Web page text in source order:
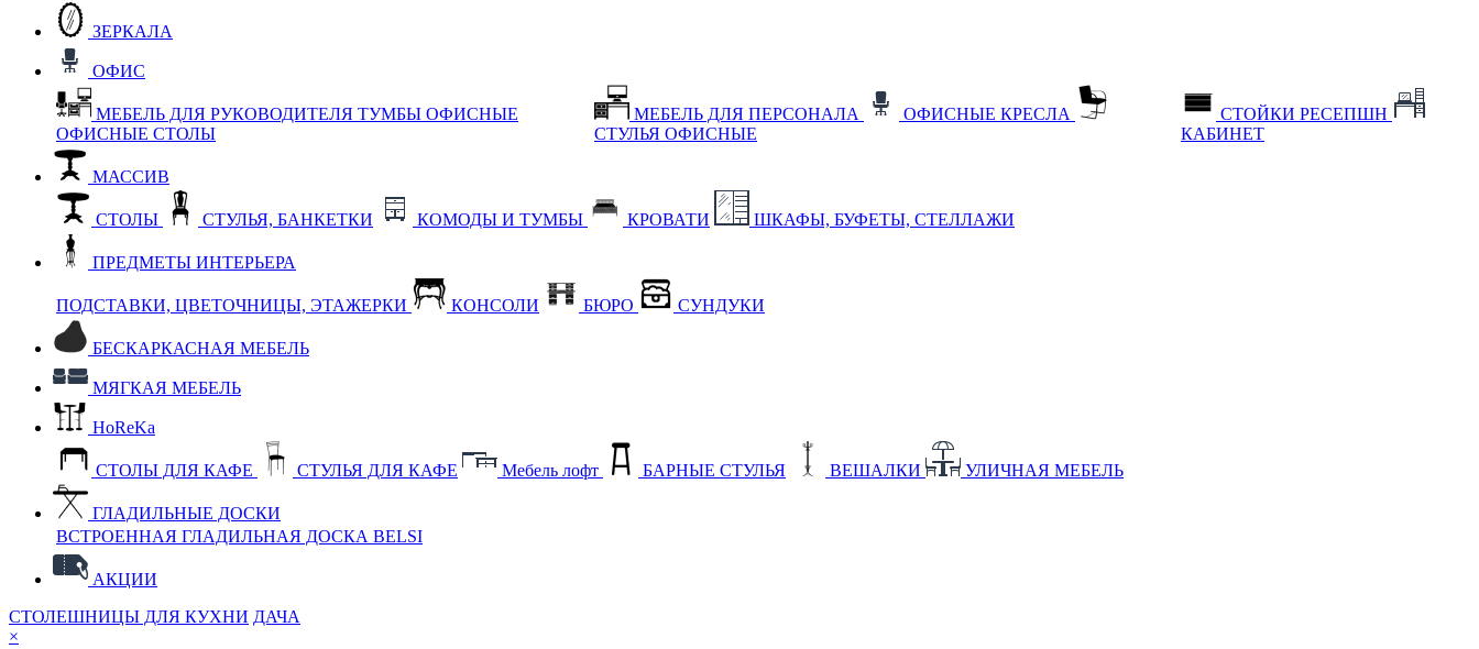
ЗЕРКАЛА
ОФИС
МЕБЕЛЬ ДЛЯ РУКОВОДИТЕЛЯ ТУМБЫ ОФИСНЫЕ
ОФИСНЫЕ СТОЛЫ
МЕБЕЛЬ ДЛЯ ПЕРСОНАЛА
ОФИСНЫЕ КРЕСЛА
СТУЛЬЯ ОФИСНЫЕ
СТОЙКИ РЕСЕПШН
КАБИНЕТ
МАССИВ
СТОЛЫ СТУЛЬЯ, БАНКЕТКИ КОМОДЫ И ТУМБЫ КРОВАТИ ШКАФЫ, БУФЕТЫ, СТЕЛЛАЖИ
ПРЕДМЕТЫ ИНТЕРЬЕРА
ПОДСТАВКИ, ЦВЕТОЧНИЦЫ, ЭТАЖЕРКИ КОНСОЛИ БЮРО СУНДУКИ
БЕСКАРКАСНАЯ МЕБЕЛЬ
МЯГКАЯ МЕБЕЛЬ
HoReKa
СТОЛЫ ДЛЯ КАФЕ СТУЛЬЯ ДЛЯ КАФЕ Мебель лофт БАРНЫЕ СТУЛЬЯ ВЕШАЛКИ УЛИЧНАЯ МЕБЕЛЬ
ГЛАДИЛЬНЫЕ ДОСКИ
ВСТРОЕННАЯ ГЛАДИЛЬНАЯ ДОСКА BELSI
АКЦИИ
СТОЛЕШНИЦЫ ДЛЯ КУХНИ ДАЧА
×